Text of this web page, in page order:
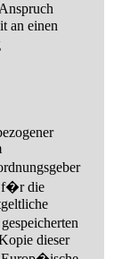
an einen
f�r die
dieser